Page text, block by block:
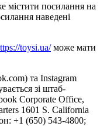
містити посилання на
наведені
toysi.ua/може мати
та Instagram
зі штаб-
Corporate Office,
1601 S. California
+1 (650) 543-4800;